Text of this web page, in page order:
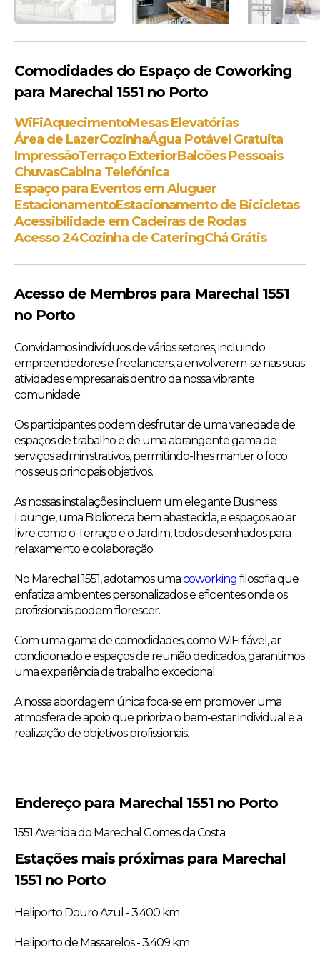
Comodidades do Espaço de Coworking
para Marechal 1551 no Porto
WiFiAquecimentoMesas Elevatórias
Área de LazerCozinhaÁgua Potável Gratuita
ImpressãoTerraço ExteriorBalcões Pessoais
ChuvasCabina Telefónica
Espaço para Eventos em Aluguer
EstacionamentoEstacionamento de Bicicletas
Acessibilidade em Cadeiras de Rodas
Acesso 24Cozinha de CateringChá Grátis
Acesso de Membros para Marechal 1551
no Porto
Convidamos indivíduos de vários setores, incluindo
empreendedores e freelancers, a envolverem-se nas suas
atividades empresariais dentro da nossa vibrante
comunidade.
Os participantes podem desfrutar de uma variedade de
espaços de trabalho e de uma abrangente gama de
serviços administrativos, permitindo-lhes manter o foco
nos seus principais objetivos.
As nossas instalações incluem um elegante Business
Lounge, uma Biblioteca bem abastecida, e espaços ao ar
livre como o Terraço e o Jardim, todos desenhados para
relaxamento e colaboração.
No Marechal 1551, adotamos umacoworking filosofia que
enfatiza ambientes personalizados e eficientes onde os
profissionais podem florescer.
Com uma gama de comodidades, como WiFi fiável, ar
condicionado e espaços de reunião dedicados, garantimos
uma experiência de trabalho excecional.
A nossa abordagem única foca-se em promover uma
atmosfera de apoio que prioriza o bem-estar individual e a
realização de objetivos profissionais.
Endereço para Marechal 1551 no Porto
1551 Avenida do Marechal Gomes da Costa
Estações mais próximas para Marechal
1551 no Porto
Heliporto Douro Azul - 3.400 km
Heliporto de Massarelos - 3.409 km